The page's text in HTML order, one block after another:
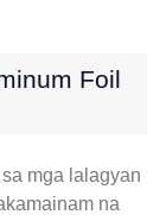
Foil
mga lalagyan
na